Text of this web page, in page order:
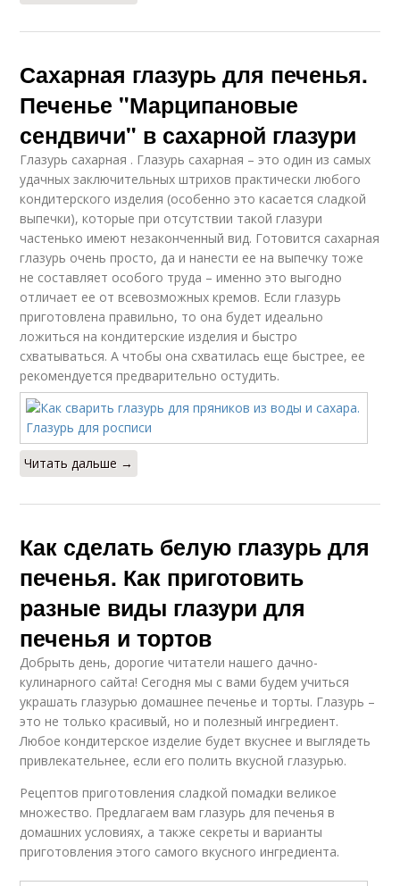
Сахарная глазурь для печенья.
Печенье "Марципановые
сендвичи" в сахарной глазури
Глазурь сахарная . Глазурь сахарная – это один из самых
удачных заключительных штрихов практически любого
кондитерского изделия (особенно это касается сладкой
выпечки), которые при отсутствии такой глазури
частенько имеют незаконченный вид. Готовится сахарная
глазурь очень просто, да и нанести ее на выпечку тоже
не составляет особого труда – именно это выгодно
отличает ее от всевозможных кремов. Если глазурь
приготовлена правильно, то она будет идеально
ложиться на кондитерские изделия и быстро
схватываться. А чтобы она схватилась еще быстрее, ее
рекомендуется предварительно остудить.
Читать дальше →
Как сделать белую глазурь для
печенья. Как приготовить
разные виды глазури для
печенья и тортов
Добрыть день, дорогие читатели нашего дачно-
кулинарного сайта! Сегодня мы с вами будем учиться
украшать глазурью домашнее печенье и торты. Глазурь –
это не только красивый, но и полезный ингредиент.
Любое кондитерское изделие будет вкуснее и выглядеть
привлекательнее, если его полить вкусной глазурью.
Рецептов приготовления сладкой помадки великое
множество. Предлагаем вам глазурь для печенья в
домашних условиях, а также секреты и варианты
приготовления этого самого вкусного ингредиента.